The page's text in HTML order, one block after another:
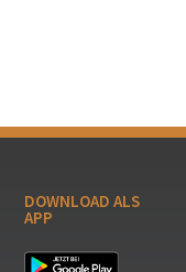
DOWNLOAD ALS
APP